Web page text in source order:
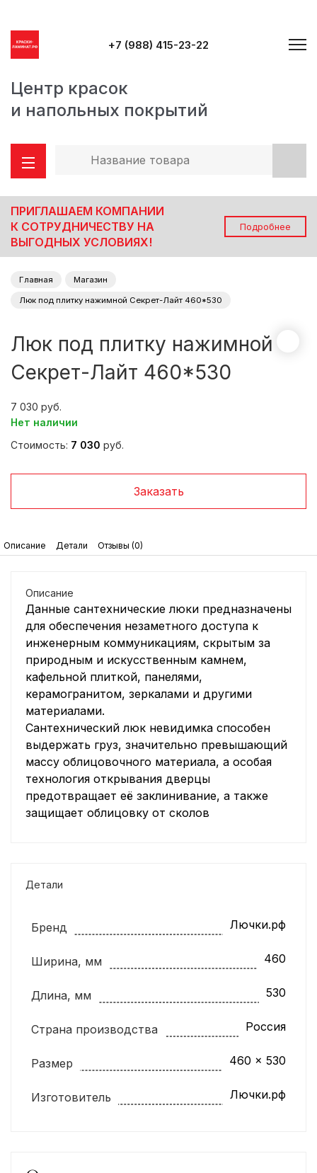
+7 (988) 415-23-22
Центр красок
и напольных покрытий
ПРИГЛАШАЕМ КОМПАНИИ
К СОТРУДНИЧЕСТВУ НА
ВЫГОДНЫХ УСЛОВИЯХ!
Подробнее
Главная Магазин
Люк под плитку нажимной Секрет-Лайт 460*530
Люк под плитку нажимной
Секрет-Лайт 460*530
7 030
Нет наличии
Стоимость: 7 030 руб.
Заказать
Описание Детали Отзывы (0)
Описание
Данные сантехнические люки предназначены
для обеспечения незаметного доступа к
инженерным коммуникациям, скрытым за
природным и искусственным камнем,
кафельной плиткой, панелями,
керамогранитом, зеркалами и другими
материалами.
Сантехнический люк невидимка способен
выдержать груз, значительно превышающий
массу облицовочного материала, а особая
технология открывания дверцы
предотвращает её заклинивание, а также
защищает облицовку от сколов
Детали
Бренд Лючки.рф
Ширина, мм 460
Длина, мм 530
Страна производства Россия
Размер 460 x 530
Изготовитель Лючки.рф